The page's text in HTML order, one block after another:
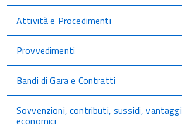
Attività e Procedimenti
Provvedimenti
Bandi di Gara e Contratti
Sovvenzioni, contributi, sussidi, vantaggi
economici